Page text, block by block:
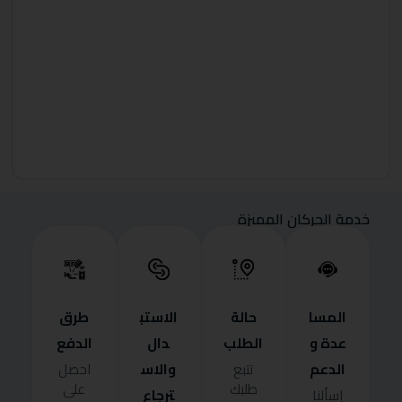
خدمة الحركان المميزة
المسا
عدة و
الدعم
إسألنا
حالة
الطلب
تتبع
طلبك
الاستب
دال
والاس
ترجاع
طرق
الدفع
احصل
على